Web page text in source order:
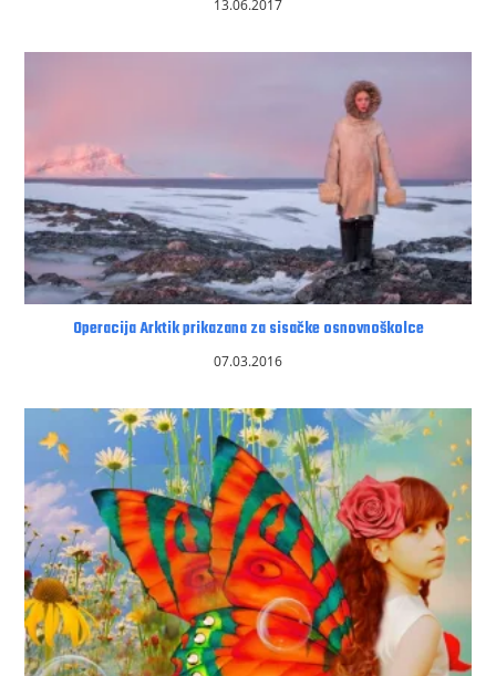
13.06.2017
Operacija Arktik prikazana za sisačke osnovnoškolce
07.03.2016